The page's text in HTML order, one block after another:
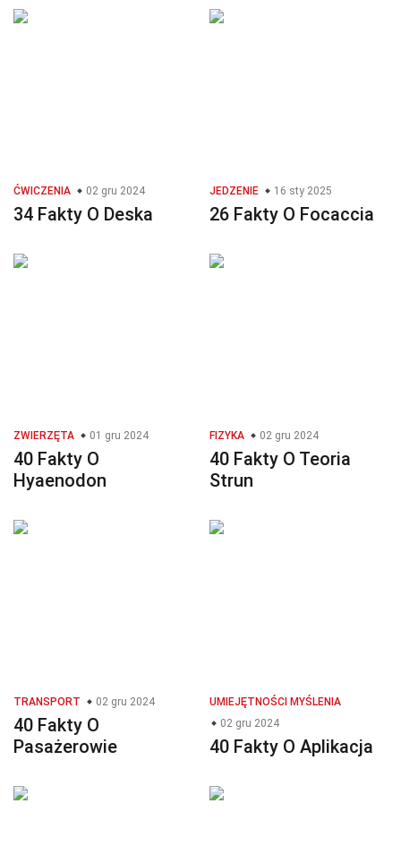
ĆWICZENIA 02 gru 2024
34 Fakty O Deska
JEDZENIE 16 sty 2025
26 Fakty O Focaccia
ZWIERZĘTA 01 gru 2024
40 Fakty O
Hyaenodon
FIZYKA 02 gru 2024
40 Fakty O Teoria
Strun
TRANSPORT 02 gru 2024
40 Fakty O
Pasażerowie
UMIEJĘTNOŚCI MYŚLENIA
02 gru 2024
40 Fakty O Aplikacja